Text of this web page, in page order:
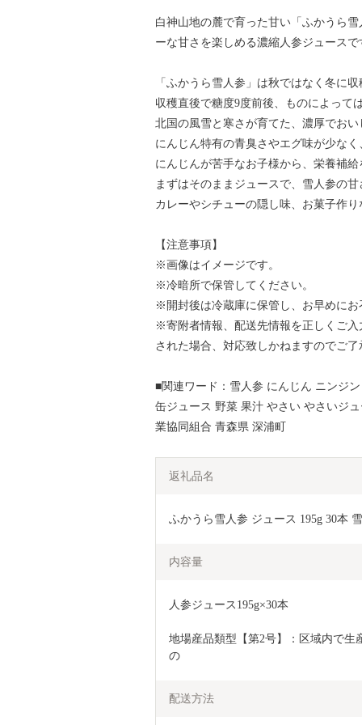
白神山地の麓で育った甘い「ふかうら
ーな甘さを楽しめる濃縮人参ジュースで
「ふかうら雪人参」は秋ではなく冬に
収穫直後で糖度9度前後、ものによって
北国の風雪と寒さが育てた、濃厚でお
にんじん特有の青臭さやエグ味が少な
にんじんが苦手なお子様から、栄養補
まずはそのままジュースで、雪人参の
カレーやシチューの隠し味、お菓子作
【注意事項】
※画像はイメージです。
※冷暗所で保管してください。
※開封後は冷蔵庫に保管し、お早めに
※寄附者情報、配送先情報を正しくご
された場合、対応致しかねますのでご
■関連ワード：雪人参 にんじん ニンジ
缶ジュース 野菜 果汁 やさい やさいジ
業協同組合 青森県 深浦町
返礼品名
ふかうら雪人参 ジュース 195g 30本
内容量
人参ジュース195g×30本
地場産品類型【第2号】：区域内で生
の
配送方法